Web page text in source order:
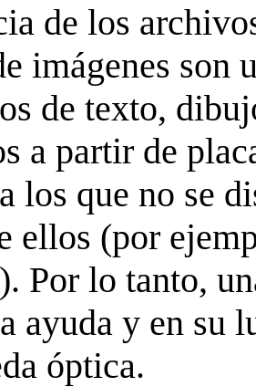
de los
imágenes son
de texto,
a partir de
los que no se
ellos (por
Por lo tanto,
ayuda y en su
óptica.